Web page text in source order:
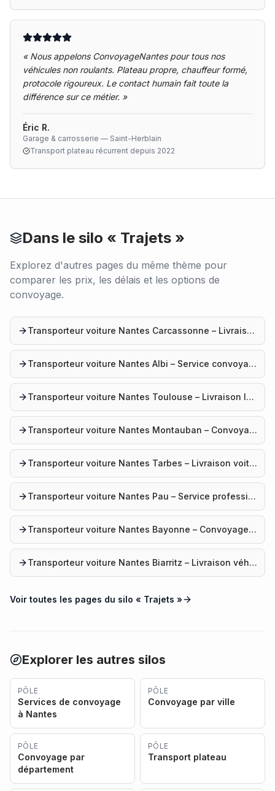
« Nous appelons ConvoyageNantes pour tous nos
véhicules non roulants. Plateau propre, chauffeur formé,
protocole rigoureux. Le contact humain fait toute la
différence sur ce métier. »
Éric R.
Garage & carrosserie — Saint-Herblain
Transport plateau récurrent depuis 2022
Dans le silo « Trajets »
Explorez d'autres pages du même thème pour
comparer les prix, les délais et les options de
convoyage.
Transporteur voiture Nantes Carcassonne – Livraison véhicule
Transporteur voiture Nantes Albi – Service convoyage
Transporteur voiture Nantes Toulouse – Livraison longue distance
Transporteur voiture Nantes Montauban – Convoyage auto
Transporteur voiture Nantes Tarbes – Livraison voiture
Transporteur voiture Nantes Pau – Service professionnel
Transporteur voiture Nantes Bayonne – Convoyage automobile
Transporteur voiture Nantes Biarritz – Livraison véhicule
Voir toutes les pages du silo « Trajets »
Explorer les autres silos
PÔLE
Services de convoyage
à Nantes
PÔLE
Convoyage par ville
PÔLE
Convoyage par
département
PÔLE
Transport plateau